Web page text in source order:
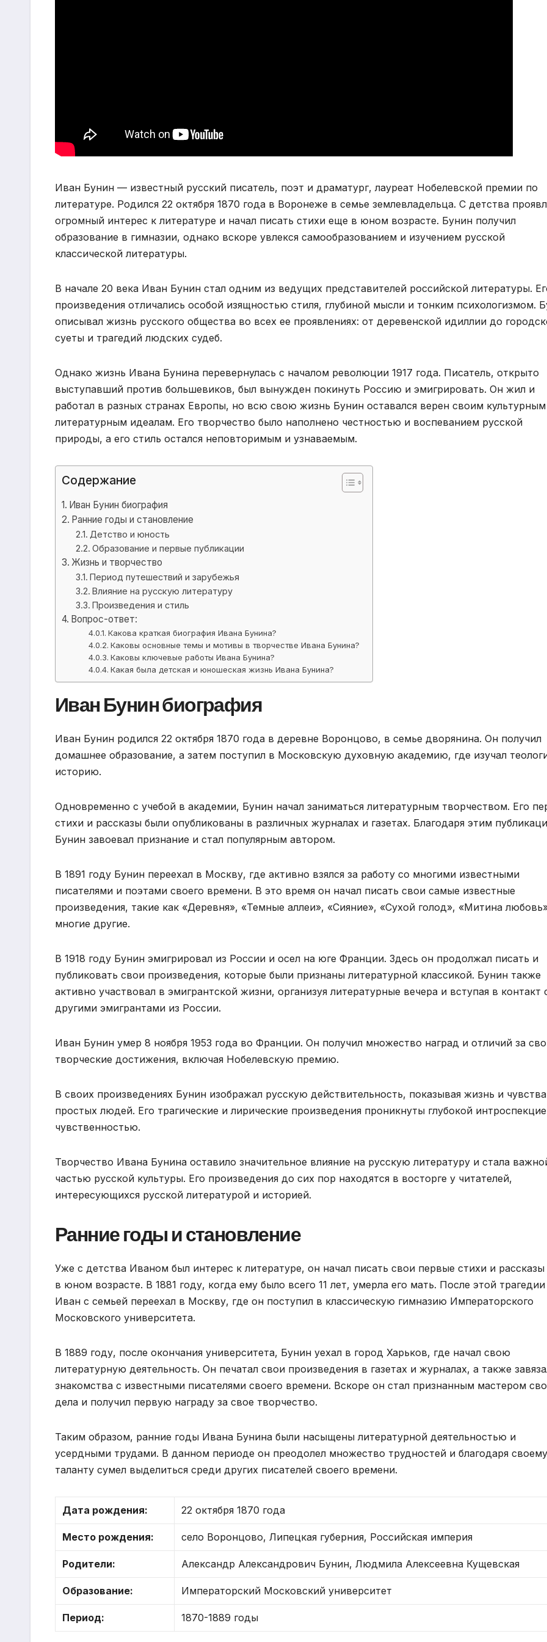
Иван Бунин — известный русский писатель, поэт и драматург, лауреат Нобелевской премии по
литературе. Родился 22 октября 1870 года в Воронеже в семье землевладельца. С детства
огромный интерес к литературе и начал писать стихи еще в юном возрасте. Бунин получил
образование в гимназии, однако вскоре увлекся самообразованием и изучением русской
классической литературы.
В начале 20 века Иван Бунин стал одним из ведущих представителей российской литературы.
произведения отличались особой изящностью стиля, глубиной мысли и тонким психологизмом.
описывал жизнь русского общества во всех ее проявлениях: от деревенской идиллии до
суеты и трагедий людских судеб.
Однако жизнь Ивана Бунина перевернулась с началом революции 1917 года. Писатель, открыто
выступавший против большевиков, был вынужден покинуть Россию и эмигрировать. Он жил и
работал в разных странах Европы, но всю свою жизнь Бунин оставался верен своим
литературным идеалам. Его творчество было наполнено честностью и воспеванием русской
природы, а его стиль остался неповторимым и узнаваемым.
Содержание
Иван Бунин биография
Ранние годы и становление
Детство и юность
Образование и первые публикации
Жизнь и творчество
Период путешествий и зарубежья
Влияние на русскую литературу
Произведения и стиль
Вопрос-ответ:
Какова краткая биография Ивана Бунина?
Каковы основные темы и мотивы в творчестве Ивана Бунина?
Каковы ключевые работы Ивана Бунина?
Какая была детская и юношеская жизнь Ивана Бунина?
Иван Бунин биография
Иван Бунин родился 22 октября 1870 года в деревне Воронцово, в семье дворянина. Он получил
домашнее образование, а затем поступил в Московскую духовную академию, где изучал
историю.
Одновременно с учебой в академии, Бунин начал заниматься литературным творчеством. Его
стихи и рассказы были опубликованы в различных журналах и газетах. Благодаря этим
Бунин завоевал признание и стал популярным автором.
В 1891 году Бунин переехал в Москву, где активно взялся за работу со многими известными
писателями и поэтами своего времени. В это время он начал писать свои самые известные
произведения, такие как «Деревня», «Темные аллеи», «Сияние», «Сухой голод», «Митина
многие другие.
В 1918 году Бунин эмигрировал из России и осел на юге Франции. Здесь он продолжал писать и
публиковать свои произведения, которые были признаны литературной классикой. Бунин также
активно участвовал в эмигрантской жизни, организуя литературные вечера и вступая в контакт
другими эмигрантами из России.
Иван Бунин умер 8 ноября 1953 года во Франции. Он получил множество наград и отличий за
творческие достижения, включая Нобелевскую премию.
В своих произведениях Бунин изображал русскую действительность, показывая жизнь и чувства
простых людей. Его трагические и лирические произведения проникнуты глубокой
чувственностью.
Творчество Ивана Бунина оставило значительное влияние на русскую литературу и стала
частью русской культуры. Его произведения до сих пор находятся в восторге у читателей,
интересующихся русской литературой и историей.
Ранние годы и становление
Уже с детства Иваном был интерес к литературе, он начал писать свои первые стихи и
в юном возрасте. В 1881 году, когда ему было всего 11 лет, умерла его мать. После этой трагедии
Иван с семьей переехал в Москву, где он поступил в классическую гимназию Императорского
Московского университета.
В 1889 году, после окончания университета, Бунин уехал в город Харьков, где начал свою
литературную деятельность. Он печатал свои произведения в газетах и журналах, а также
знакомства с известными писателями своего времени. Вскоре он стал признанным мастером
дела и получил первую награду за свое творчество.
Таким образом, ранние годы Ивана Бунина были насыщены литературной деятельностью и
усердными трудами. В данном периоде он преодолел множество трудностей и благодаря своему
таланту сумел выделиться среди других писателей своего времени.
Дата рождения: 22 октября 1870 года
Место рождения: село Воронцово, Липецкая губерния, Российская империя
Родители: Александр Александрович Бунин, Людмила Алексеевна Кущевская
Образование: Императорский Московский университет
Период: 1870-1889 годы